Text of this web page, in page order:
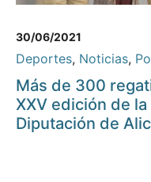
30/06/2021
Deportes, Noticias,
Más de 300
XXV edición de la
Diputación de